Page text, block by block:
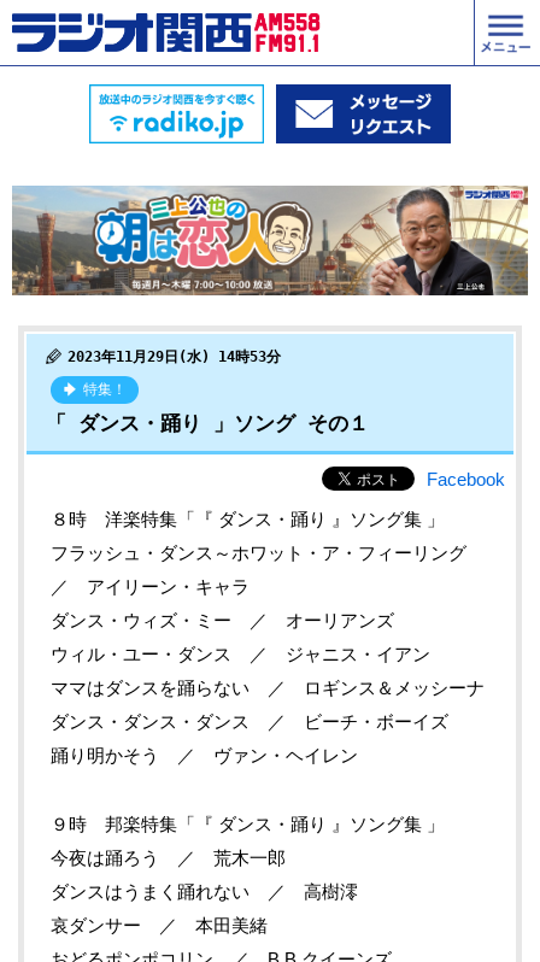
2023年11月29日(水) 14時53分
特集！
「 ダンス・踊り 」ソング その１
Facebook
８時 洋楽特集「『 ダンス・踊り 』ソング集 」
フラッシュ・ダンス～ホワット・ア・フィーリング
／ アイリーン・キャラ
ダンス・ウィズ・ミー ／ オーリアンズ
ウィル・ユー・ダンス ／ ジャニス・イアン
ママはダンスを踊らない ／ ロギンス＆メッシーナ
ダンス・ダンス・ダンス ／ ビーチ・ボーイズ
踊り明かそう ／ ヴァン・ヘイレン
９時 邦楽特集「『 ダンス・踊り 』ソング集 」
今夜は踊ろう ／ 荒木一郎
ダンスはうまく踊れない ／ 高樹澪
哀ダンサー ／ 本田美緒